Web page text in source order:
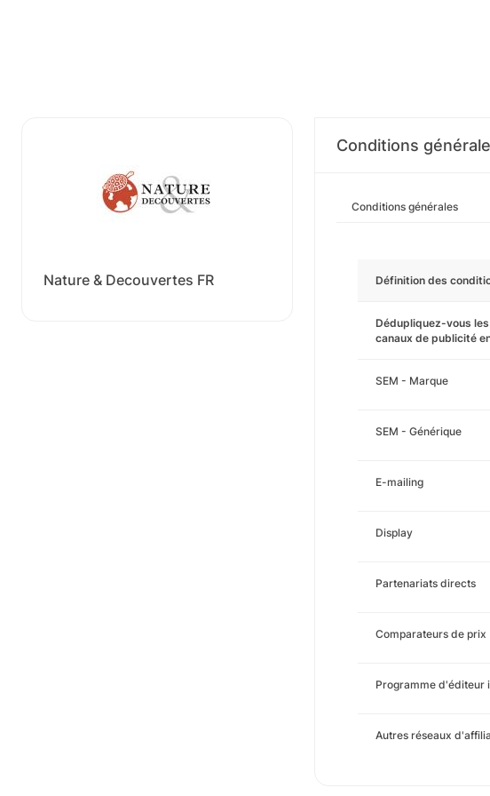
Nature & Decouvertes FR
Conditions
Conditions générales
Définition des
Dédupliquez-vous
canaux de publicité
SEM - Marque
SEM - Générique
E-mailing
Display
Partenariats directs
Comparateurs de prix
Programme d'éditeur
Autres réseaux